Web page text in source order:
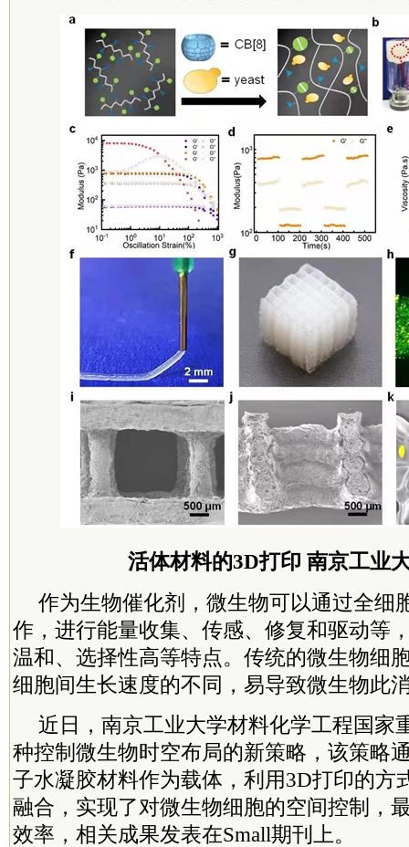
活体材料的3D打印 南京工业
作为生物催化剂，微生物可以通过全细
作，进行能量收集、传感、修复和驱动等
温和、选择性高等特点。传统的微生物细
细胞间生长速度的不同，易导致微生物此
近日，南京工业大学材料化学工程国家
种控制微生物时空布局的新策略，该策略
子水凝胶材料作为载体，利用3D打印的方
融合，实现了对微生物细胞的空间控制，
效率，相关成果发表在Small期刊上。